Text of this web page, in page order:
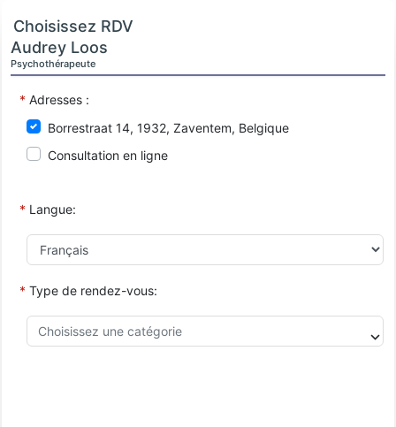
Choisissez RDV
Audrey Loos
Psychothérapeute
* Adresses :
Borrestraat 14, 1932, Zaventem, Belgique
Consultation en ligne
* Langue:
* Type de rendez-vous: